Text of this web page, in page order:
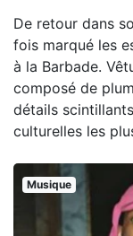
De retour dans
fois marqué les
à la Barbade.
composé de
détails
culturelles les
Musique